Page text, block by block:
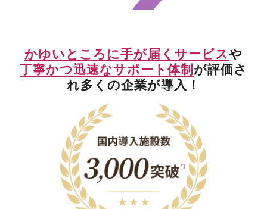
かゆいところに手が届くサービスや
丁寧かつ迅速なサポート体制が評価さ
れ多くの企業が導入！